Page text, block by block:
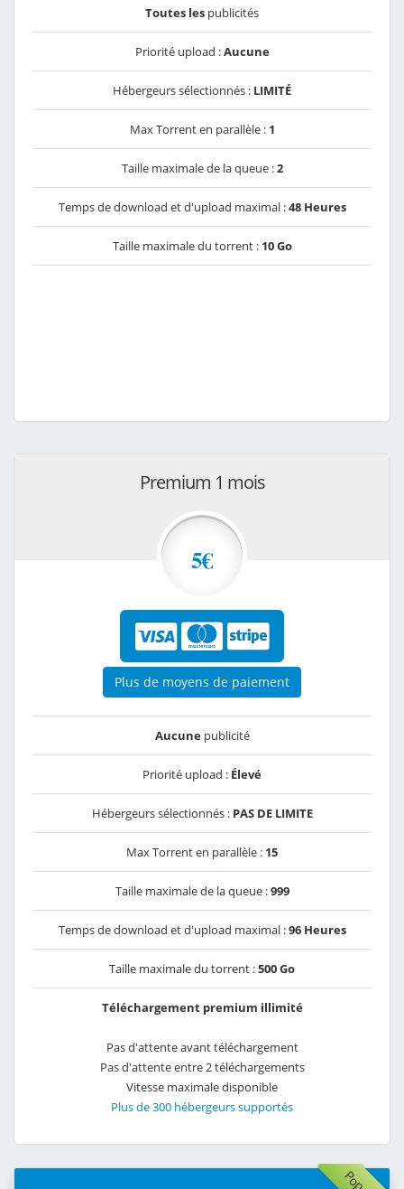
Toutes les publicités
Priorité upload :Aucune
Hébergeurs sélectionnés : LIMITÉ
Max Torrent en parallèle : 1
Taille maximale de la queue :2
Temps de download et d'upload maximal :48 Heures
Taille maximale du torrent : 10 Go
Premium 1 mois
5€
Plus de moyens de paiement
Aucunepublicité
Priorité upload : Élevé
Hébergeurs sélectionnés : PAS DE LIMITE
Max Torrent en parallèle : 15
Taille maximale de la queue :999
Temps de download et d'upload maximal :96 Heures
Taille maximale du torrent :500 Go
Téléchargement premium illimité
Pas d'attente avant téléchargement
Pas d'attente entre 2 téléchargements
Vitesse maximale disponible
Plus de 300 hébergeurs supportés